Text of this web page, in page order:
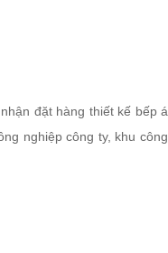
đặt hàng thiết kế bếp á
nghiệp công ty, khu công